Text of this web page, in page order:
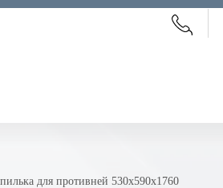
для противней 530х590х1760